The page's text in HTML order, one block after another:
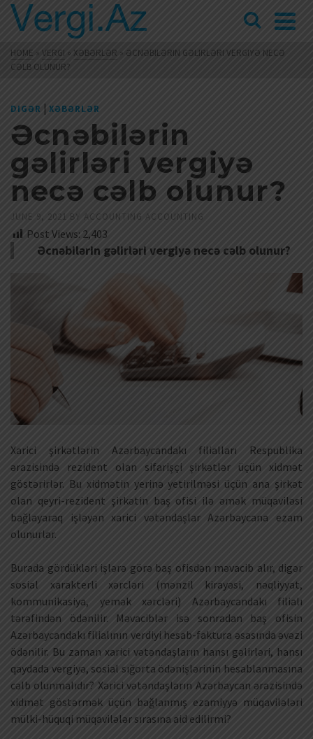
HOME » VERGI » XƏBƏRLƏR » ƏCNƏBILƏRIN GƏLIRLƏRI VERGIYƏ NECƏ
CƏLB OLUNUR?
DIGƏR | XƏBƏRLƏR
Əcnəbilərin
gəlirləri vergiyə
necə cəlb olunur?
JUNE 9, 2021 BY ACCOUNTING ACCOUNTING
Post Views: 2,403
Əcnəbilərin gəlirləri vergiyə necə cəlb olunur?
Xarici şirkətlərin Azərbaycandakı filialları Respublika
ərazisində rezident olan sifarişçi şirkətlər üçün xidmət
göstərirlər. Bu xidmətin yerinə yetirilməsi üçün ana şirkət
olan qeyri-rezident şirkətin baş ofisi ilə əmək müqaviləsi
bağlayaraq işləyən xarici vətəndaşlar Azərbaycana ezam
olunurlar.
Burada gördükləri işlərə görə baş ofisdən məvacib alır, digər
sosial xarakterli xərcləri (mənzil kirayəsi, nəqliyyat,
kommunikasiya, yemək xərcləri) Azərbaycandakı filialı
tərəfindən ödənilir. Məvaciblər isə sonradan baş ofisin
Azərbaycandakı filialının verdiyi hesab-faktura əsasında əvəzi
ödənilir. Bu zaman xarici vətəndaşların hansı gəlirləri, hansı
qaydada vergiyə, sosial sığorta ödənişlərinin hesablanmasına
cəlb olunmalıdır? Xarici vətəndaşların Azərbaycan ərazisində
xidmət göstərmək üçün bağlanmış ezamiyyə müqavilələri
mülki-hüquqi müqavilələr sırasına aid edilirmi?